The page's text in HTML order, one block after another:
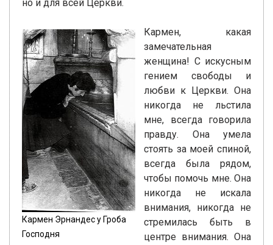
но и для всей Церкви.
Кармен Эрнандес у Гроба
Господня
Кармен, какая
замечательная
женщина! С искусным
гением свободы и
любви к Церкви. Она
никогда не льстила
мне, всегда говорила
правду. Она умела
стоять за моей спиной,
всегда была рядом,
чтобы помочь мне. Она
никогда не искала
внимания, никогда не
стремилась быть в
центре внимания. Она